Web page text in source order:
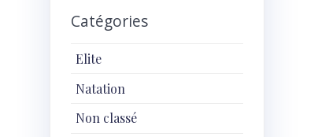
Catégories
Elite
Natation
Non classé